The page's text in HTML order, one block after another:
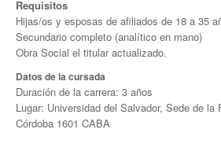
Secretarías
Secretaría general
Secretaría general adjunta
Secretaría de actas
Requisitos
Hijas/os y esposas de afiliados de 18 a 35
Secundario completo (analítico en mano)
Obra Social el titular actualizado.
Datos de la cursada
Duración de la carrera: 3 años
Lugar: Universidad del Salvador, Sede de
Córdoba 1601 CABA